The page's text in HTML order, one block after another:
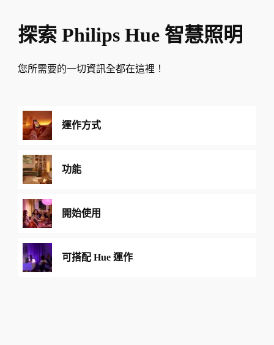
探索 Philips Hue 智慧照明
您所需要的一切資訊全都在這裡！
運作方式
功能
開始使用
可搭配 Hue 運作